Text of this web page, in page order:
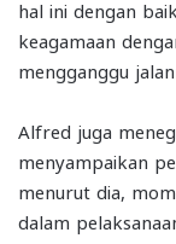
hal ini dengan
keagamaan
mengganggu
Alfred juga
menyampaikan
menurut dia,
dalam